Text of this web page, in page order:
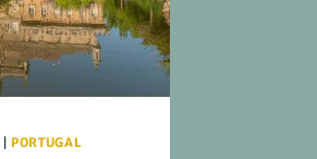
| PORTUGAL